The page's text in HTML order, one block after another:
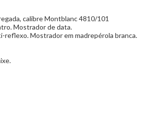
calibre Montblanc 4810/101
Mostrador de data.
Mostrador em madrepérola branca.